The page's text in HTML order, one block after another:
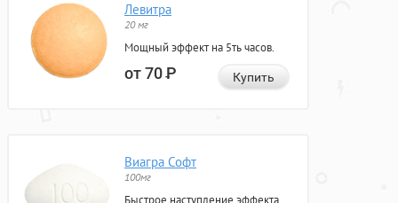
Левитра
20 мг
Мощный эффект на 5ть часов.
от 70Р Купить
Виагра Софт
100мг